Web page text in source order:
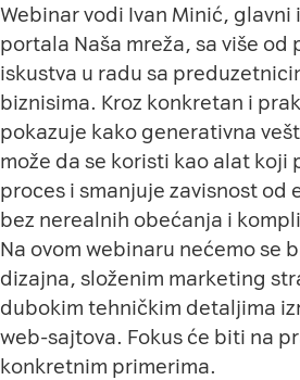
Webinar vodi Ivan Minić,
portala Naša mreža, sa više
iskustva u radu sa
biznisima. Kroz konkretan i
pokazuje kako generativna
može da se koristi kao alat koji
proces i smanjuje zavisnost od
bez nerealnih obećanja i
Na ovom webinaru nećemo se
dizajna, složenim marketing
dubokim tehničkim detaljima
web-sajtova. Fokus će biti na
konkretnim primerima.